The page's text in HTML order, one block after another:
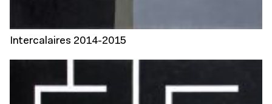
Intercalaires 2014-2015